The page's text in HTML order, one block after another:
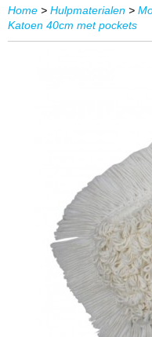
Home > Hulpmaterialen >
Katoen 40cm met pockets